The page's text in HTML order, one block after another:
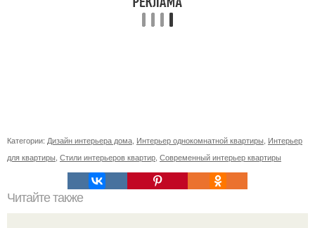
Категории: Дизайн интерьера дома Интерьер однокомнатной квартиры Интерьер
для квартиры Стили интерьеров квартир Современный интерьер квартиры
Читайте также